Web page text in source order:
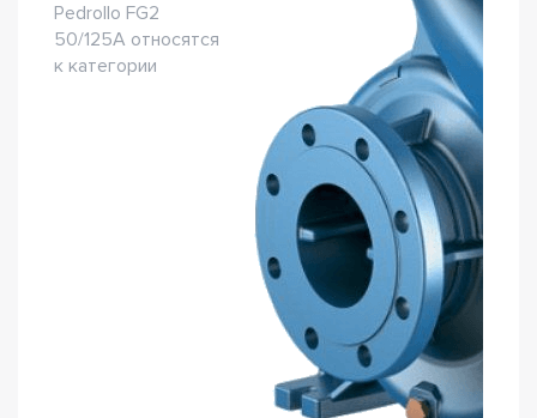
Pedrollo FG2
50/125A относятся
к категории